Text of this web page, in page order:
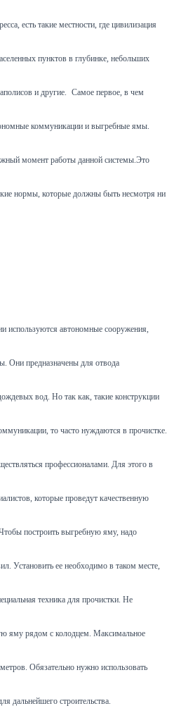
есть такие местности, где цивилизация
пунктов в глубинке, небольших
и другие. Самое первое, в чем
коммуникации и выгребные ямы.
момент работы данной системы.Это
нормы, которые должны быть несмотря ни
используются автономные сооружения,
Они предназначены для отвода
вод. Но так как, такие конструкции
то часто нуждаются в прочистке.
профессионалами. Для этого в
которые проведут качественную
построить выгребную яму, надо
Установить ее необходимо в таком месте,
техника для прочистки. Не
яму рядом с колодцем. Максимальное
Обязательно нужно использовать
дальнейшего строительства.